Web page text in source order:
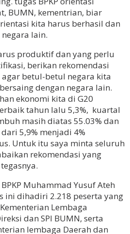
BUMN, kementrian, biar
kita harus berhasil dan
lain.
produktif dan yang perlu
berikan rekomendasi
betul-betul negara kita
dengan negara lain.
ekonomi kita di G20
tahun lalu 5,3%, kuartal
masih diatas 55.03% dan
5,9% menjadi 4%
Untuk itu saya minta seluruh
rekomendasi yang
Muhammad Yusuf Ateh
ini dihadiri 2.218 peserta yang
Lembaga
dan SPI BUMN, serta
lembaga Daerah dan